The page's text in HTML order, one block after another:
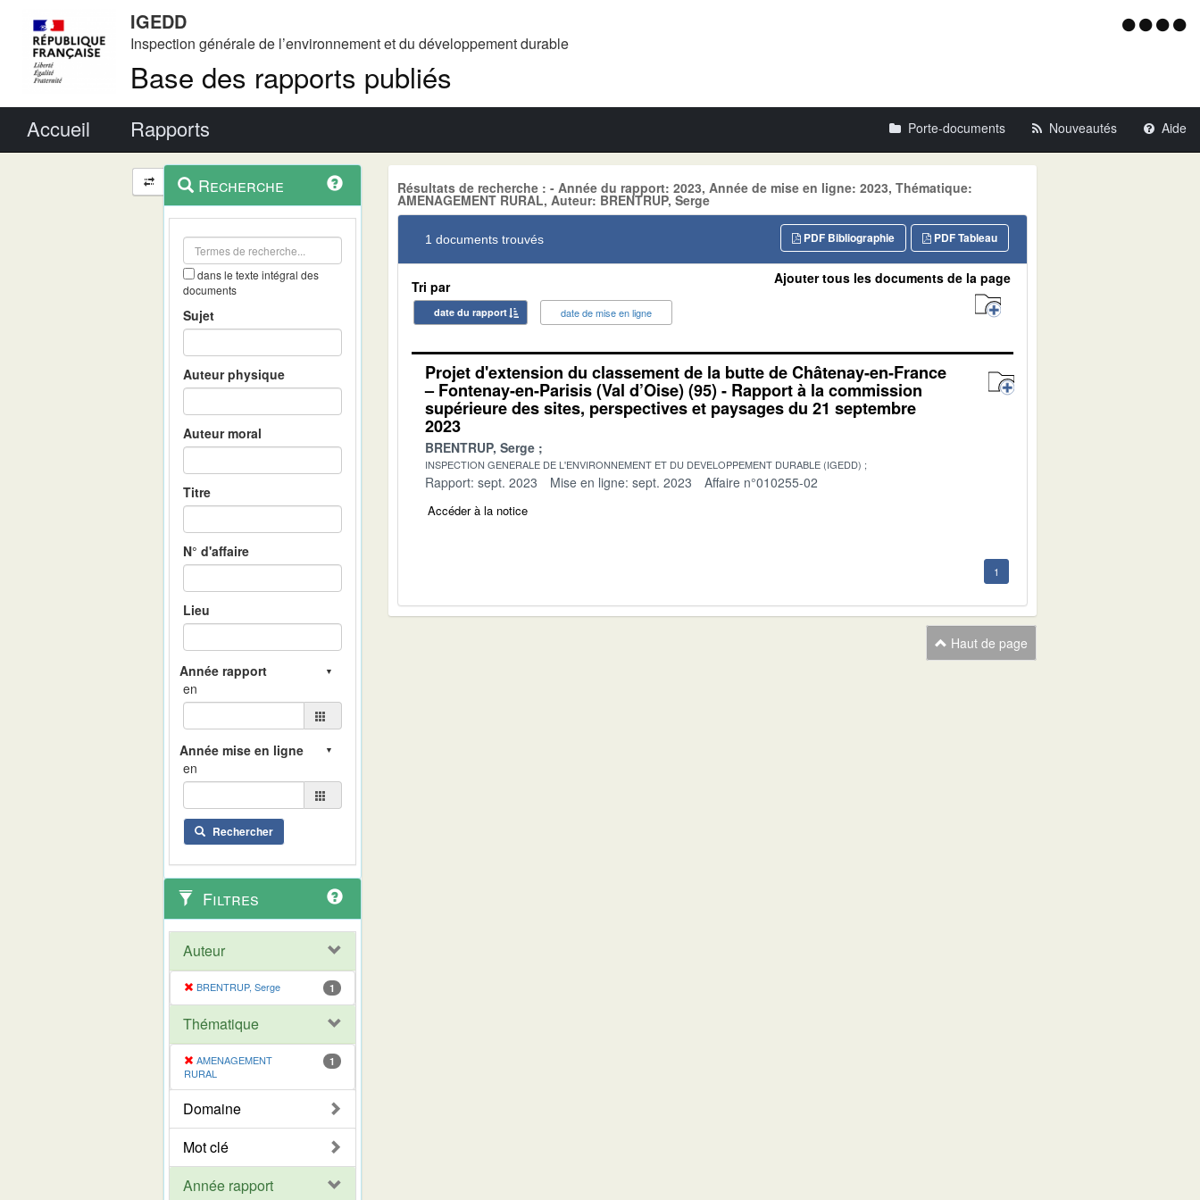
IGEDD
Inspection générale de l’environnement et du développement durable
Base des rapports publiés
Menu
Accueil Rapports Porte-documents Nouveautés Aide
Navigation
et
outils
contextuel
Recherche
dans le texte intégral des
documents
Sujet
Auteur physique
Auteur moral
Titre
N° d'affaire
Lieu
en
en
Rechercher
Filtres
Auteur
BRENTRUP, Serge 1
Thématique
AMENAGEMENT
RURAL
1
Domaine
Mot clé
Année rapport
Résultats de recherche : - Année du rapport: 2023, Année de mise en ligne: 2023, Thématique:
AMENAGEMENT RURAL, Auteur: BRENTRUP, Serge
1 documents trouvés PDF Tableau
PDF Bibliographie
Tri par
date du rapport date de mise en ligne
Ajouter tous les documents de la page
Projet d'extension du classement de la butte de Châtenay-en-France
– Fontenay-en-Parisis (Val d’Oise) (95) - Rapport à la commission
supérieure des sites, perspectives et paysages du 21 septembre
2023
BRENTRUP, Serge
INSPECTION GENERALE DE L'ENVIRONNEMENT ET DU DEVELOPPEMENT DURABLE (IGEDD)
Rapport: sept. 2023 Mise en ligne: sept. 2023 Affaire n°010255-02
Accéder à la notice
1
Haut de page